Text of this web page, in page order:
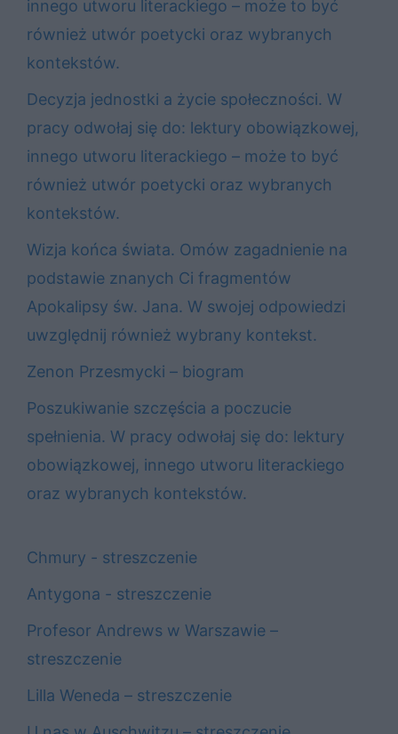
innego utworu literackiego – może to być
również utwór poetycki oraz wybranych
kontekstów.
Decyzja jednostki a życie społeczności. W
pracy odwołaj się do: lektury obowiązkowej,
innego utworu literackiego – może to być
również utwór poetycki oraz wybranych
kontekstów.
Wizja końca świata. Omów zagadnienie na
podstawie znanych Ci fragmentów
Apokalipsy św. Jana. W swojej odpowiedzi
uwzględnij również wybrany kontekst.
Zenon Przesmycki – biogram
Poszukiwanie szczęścia a poczucie
spełnienia. W pracy odwołaj się do: lektury
obowiązkowej, innego utworu literackiego
oraz wybranych kontekstów.
Chmury - streszczenie
Antygona - streszczenie
Profesor Andrews w Warszawie –
streszczenie
Lilla Weneda – streszczenie